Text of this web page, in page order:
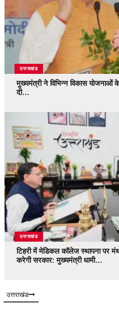
उत्तराखंड
मुख्यमंत्री ने विभिन्न विकास योजनाओं
दी…
उत्तराखंड
टिहरी में मेडिकल कॉलेज स्थापना पर
करेगी सरकार: मुख्यमंत्री धामी…
उत्तराखंड